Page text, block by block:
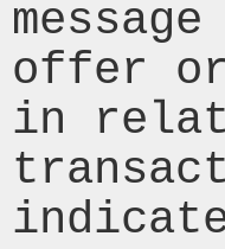
offer
in